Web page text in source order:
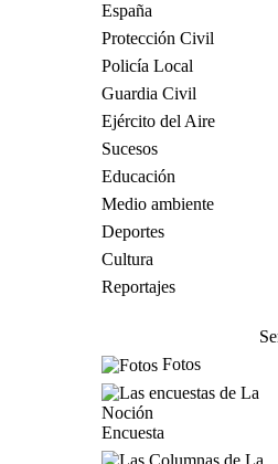
España
Protección Civil
Policía Local
Guardia Civil
Ejército del Aire
Sucesos
Educación
Medio ambiente
Deportes
Cultura
Reportajes
Fotos
Encuesta